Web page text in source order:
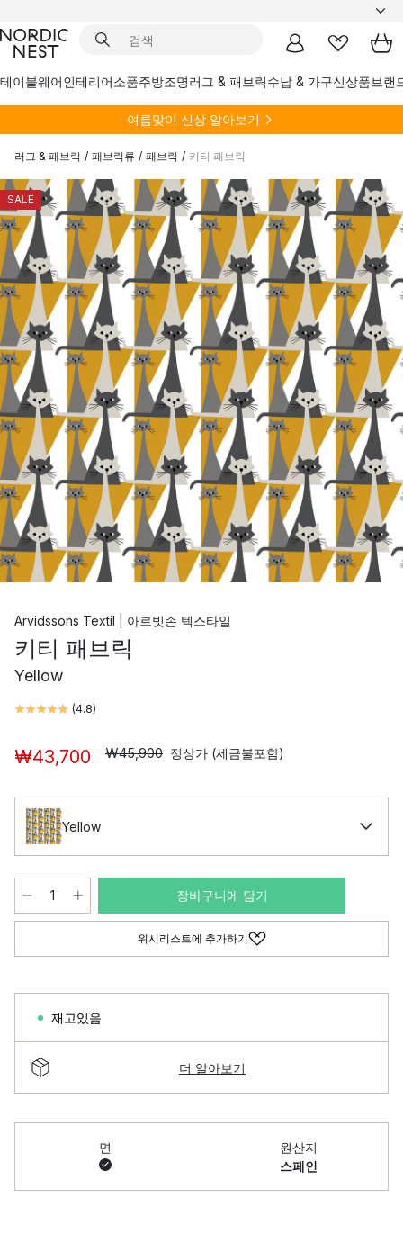
테이블웨어인테리어소품주방조명러그 & 패브릭수납 & 가구신상품브랜
여름맞이 신상 알아보기
러그 & 패브릭 / 패브릭류 / 패브릭 / 키티 패브릭
SALE
Arvidssons Textil | 아르빗손 텍스타일
키티 패브릭
Yellow
(4.8)
₩43,700 ₩45,900 정상가 (세금불포함)
Yellow
장바구니에 담기
위시리스트에 추가하기
재고있음
더 알아보기
면
원산지
스페인